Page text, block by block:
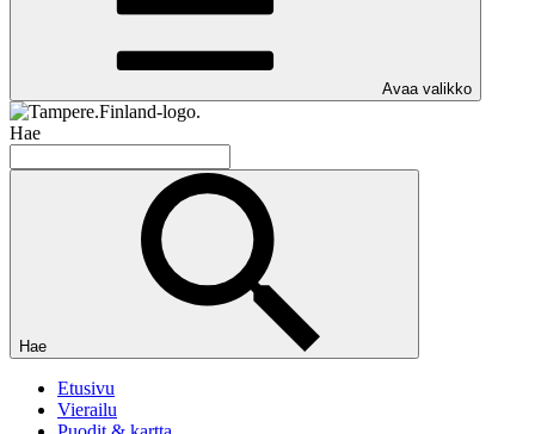
Avaa valikko
Hae
Hae
Etusivu
Vierailu